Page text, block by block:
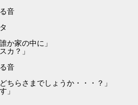
音
か家の中に」
カ？」
音
ちらさまでしょうか・・・？」
」